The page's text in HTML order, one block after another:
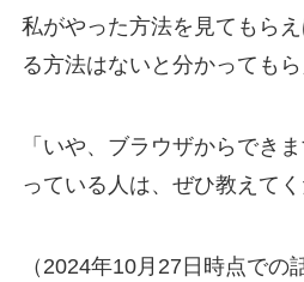
私がやった方法を見てもら
る方法はないと分かってもら
「いや、ブラウザからでき
っている人は、ぜひ教えて
（2024年10月27日時点での